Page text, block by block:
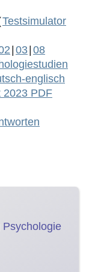
Testsimulator
03 08
englisch
2023 PDF